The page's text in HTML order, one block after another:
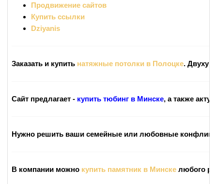
Продвижение сайтов
Купить ссылки
Dziyanis
Заказать и купить натяжные потолки в Полоцке.
Сайт предлагает - купить тюбинг в Минске, а также
Нужно решить ваши семейные или любовные
В компании можно купить памятник в Минске любого